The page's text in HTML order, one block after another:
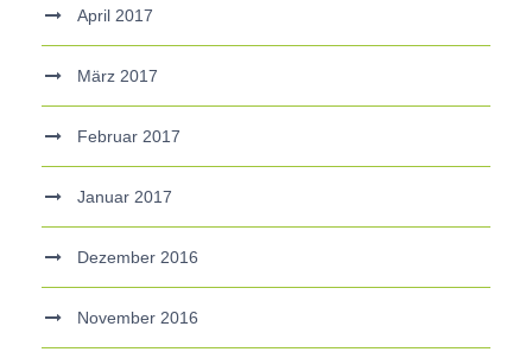
April 2017
März 2017
Februar 2017
Januar 2017
Dezember 2016
November 2016